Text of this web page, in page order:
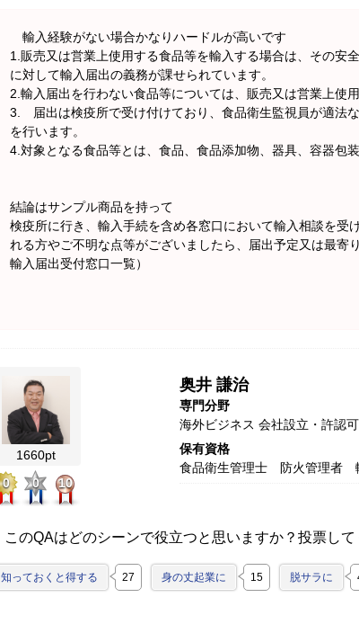
輸入経験がない場合かなりハードルが高いです
1.販売又は営業上使用する食品等を輸入する場合は、その安
に対して輸入届出の義務が課せられています。
2.輸入届出を行わない食品等については、販売又は営業上使
3. 届出は検疫所で受け付けており、食品衛生監視員が適法
を行います。
4.対象となる食品等とは、食品、食品添加物、器具、容器包
結論はサンプル商品を持って
検疫所に行き、輸入手続を含め各窓口において輸入相談を受
れる方やご不明な点等がございましたら、届出予定又は最
輸入届出受付窓口一覧）
1660pt
0
0 10
奥井 謙治
専門分野
海外ビジネス 会社設立・許認可
保有資格
食品衛生管理士 防火管理者
このQAはどのシーンで役立つと思いますか？投票して
知っておくと得する 27 身の丈起業に 15 脱サラに